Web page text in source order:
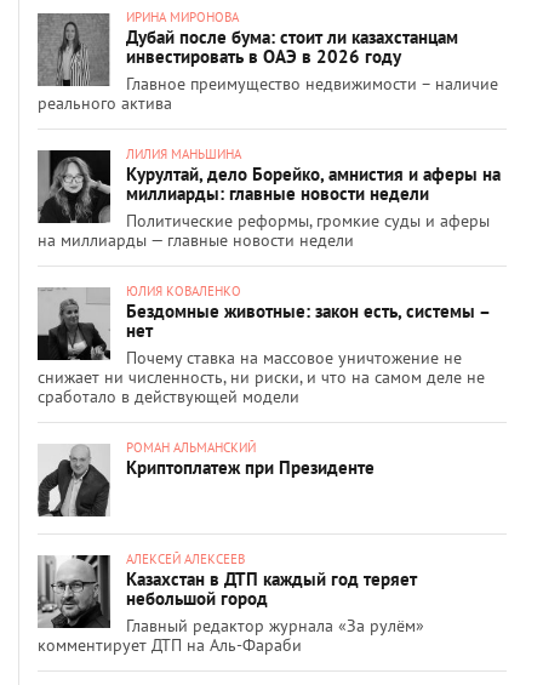
ИРИНА МИРОНОВА
Дубай после бума: стоит ли казахстанцам
инвестировать в ОАЭ в 2026 году
Главное преимущество недвижимости – наличие
реального актива
ЛИЛИЯ МАНЬШИНА
Курултай, дело Борейко, амнистия и аферы на
миллиарды: главные новости недели
Политические реформы, громкие суды и аферы
на миллиарды — главные новости недели
ЮЛИЯ КОВАЛЕНКО
Бездомные животные: закон есть, системы –
нет
Почему ставка на массовое уничтожение не
снижает ни численность, ни риски, и что на самом деле не
сработало в действующей модели
РОМАН АЛЬМАНСКИЙ
Криптоплатеж при Президенте
АЛЕКСЕЙ АЛЕКСЕЕВ
Казахстан в ДТП каждый год теряет
небольшой город
Главный редактор журнала «За рулём»
комментирует ДТП на Аль-Фараби